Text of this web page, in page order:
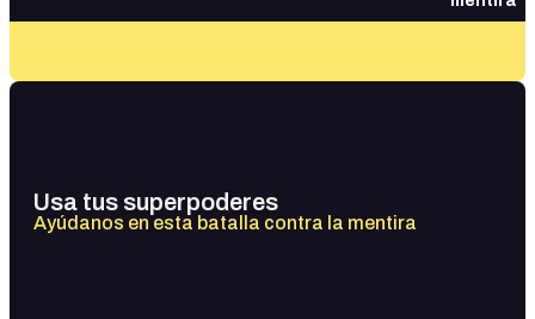
Usa tus superpoderes
Ayúdanos en esta batalla contra la mentira